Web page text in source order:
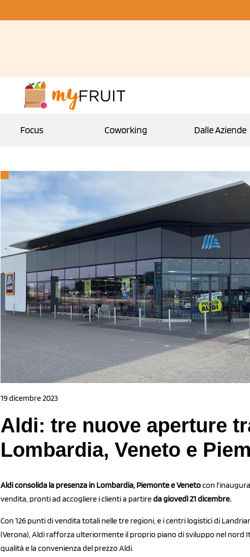
Focus Coworking Dalle Aziende
19 dicembre 2023
Aldi: tre nuove aperture
Lombardia, Veneto e
Aldi consolida la presenza in Lombardia, Piemonte e Venetocon
vendita, pronti ad accogliere i clienti a partireda giovedì 21 dicembre.
Con 126 punti di vendita totali nelle tre regioni, e i centri logistici di
(Verona), Aldi rafforza ulteriormente il proprio piano di sviluppo nel nord
qualità e la convenienza del prezzo Aldi.